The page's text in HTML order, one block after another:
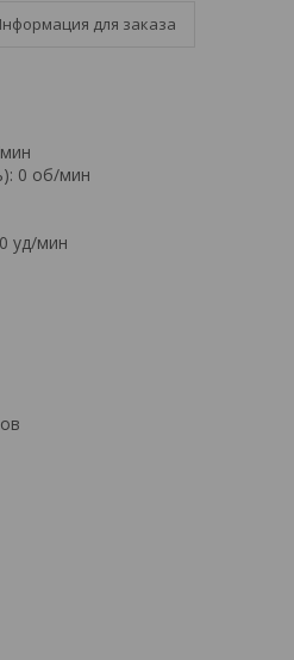
для заказа
0 об/мин
уд/мин